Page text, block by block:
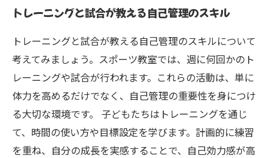
トレーニングと試合が教える自己管理のスキル
トレーニングと試合が教える自己管理のスキルについて
考えてみましょう。スポーツ教室では、週に何回かのト
レーニングや試合が行われます。これらの活動は、単に
体力を高めるだけでなく、自己管理の重要性を身につけ
る大切な環境です。 子どもたちはトレーニングを通じ
て、時間の使い方や目標設定を学びます。計画的に練習
を重ね、自分の成長を実感することで、自己効力感が高